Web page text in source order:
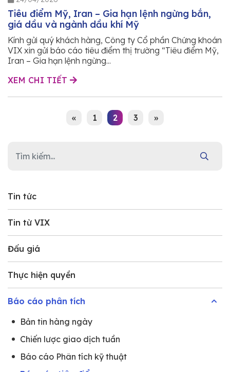
Tin tức
Tin từ VIX
Đấu giá
Thực hiện quyền
Báo cáo phân tích
Bản tin hàng ngày
Chiến lược giao dịch tuần
Báo cáo Phân tích kỹ thuật
Tiêu điểm Mỹ, Iran – Gia hạn lệnh ngừng bắn,
giá dầu và ngành dầu khí Mỹ
Kính gửi quý khách hàng, Công ty Cổ phần Chứng khoán
VIX xin gửi báo cáo tiêu điểm thị trường “Tiêu điểm Mỹ,
Iran – Gia hạn lệnh ngừng...
XEM CHI TIẾT
« 1 2 3 »